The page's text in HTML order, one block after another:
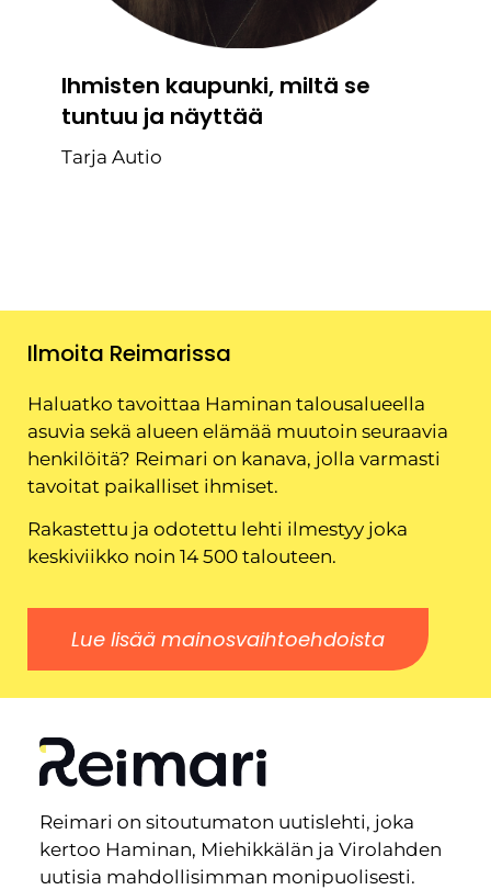
Ihmisten kaupunki, miltä se
tuntuu ja näyttää
Tarja Autio
Ilmoita Reimarissa
Haluatko tavoittaa Haminan talousalueella
asuvia sekä alueen elämää muutoin seuraavia
henkilöitä? Reimari on kanava, jolla varmasti
tavoitat paikalliset ihmiset.
Rakastettu ja odotettu lehti ilmestyy joka
keskiviikko noin 14 500 talouteen.
Lue lisää mainosvaihtoehdoista
Reimari on sitoutumaton uutislehti, joka
kertoo Haminan, Miehikkälän ja Virolahden
uutisia mahdollisimman monipuolisesti.